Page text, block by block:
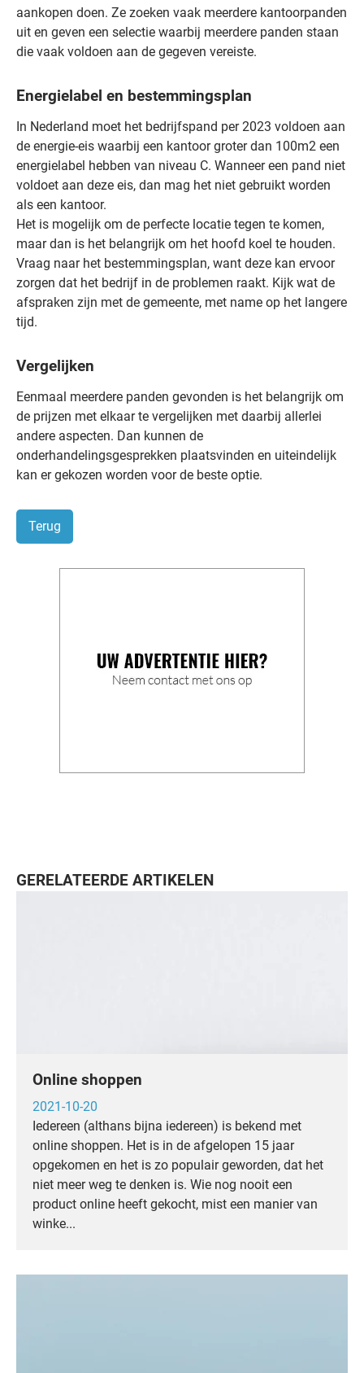
aankopen doen. Ze zoeken vaak meerdere kantoorpanden
uit en geven een selectie waarbij meerdere panden staan
die vaak voldoen aan de gegeven vereiste.
Energielabel en bestemmingsplan
In Nederland moet het bedrijfspand per 2023 voldoen aan
de energie-eis waarbij een kantoor groter dan 100m2 een
energielabel hebben van niveau C. Wanneer een pand niet
voldoet aan deze eis, dan mag het niet gebruikt worden
als een kantoor.
Het is mogelijk om de perfecte locatie tegen te komen,
maar dan is het belangrijk om het hoofd koel te houden.
Vraag naar het bestemmingsplan, want deze kan ervoor
zorgen dat het bedrijf in de problemen raakt. Kijk wat de
afspraken zijn met de gemeente, met name op het langere
tijd.
Vergelijken
Eenmaal meerdere panden gevonden is het belangrijk om
de prijzen met elkaar te vergelijken met daarbij allerlei
andere aspecten. Dan kunnen de
onderhandelingsgesprekken plaatsvinden en uiteindelijk
kan er gekozen worden voor de beste optie.
Terug
GERELATEERDE ARTIKELEN
Online shoppen
2021-10-20
Iedereen (althans bijna iedereen) is bekend met
online shoppen. Het is in de afgelopen 15 jaar
opgekomen en het is zo populair geworden, dat het
niet meer weg te denken is. Wie nog nooit een
product online heeft gekocht, mist een manier van
winke...